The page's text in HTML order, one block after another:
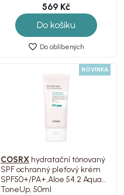
569 Kč
Do košíku
Do oblíbených
NOVINKA
COSRX hydratační tónovaný
SPF ochranný pleťový krém
SPF50+/PA+,Aloe 54.2 Aqua
ToneUp, 50ml